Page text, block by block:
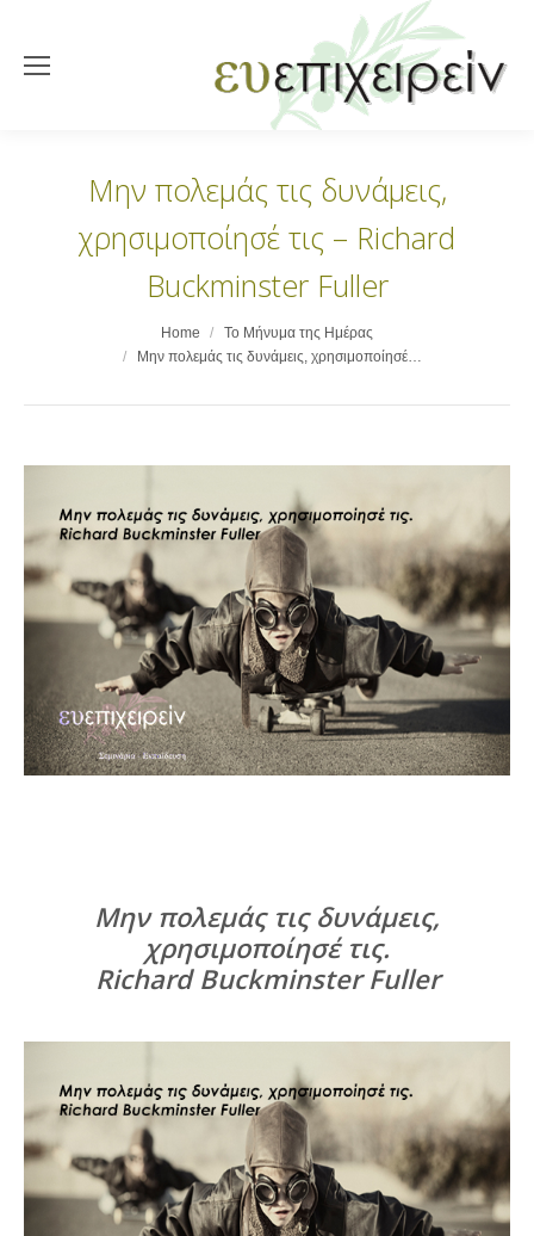
Μην πολεμάς τις δυνάμεις,
χρησιμοποίησέ τις – Richard
Buckminster Fuller
Home
Το Μήνυμα της Ημέρας
Μην πολεμάς τις δυνάμεις, χρησιμοποίησέ…
Μην πολεμάς τις δυνάμεις,
χρησιμοποίησέ τις.
Richard Buckminster Fuller